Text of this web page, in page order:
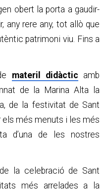
obert la porta a gaudir-
any rere any, tot allò que
patrimoni viu. Fins a
materil didàctic amb
de la Marina Alta la
de la festivitat de Sant
més menuts i les més
d’una de les nostres
la celebració de Sant
més arrelades a la